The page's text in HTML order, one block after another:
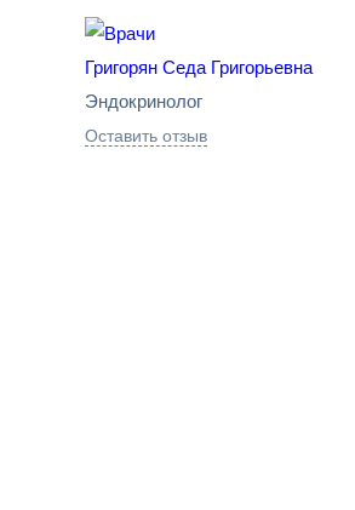
Григорян Седа Григорьевна
Эндокринолог
Оставить отзыв